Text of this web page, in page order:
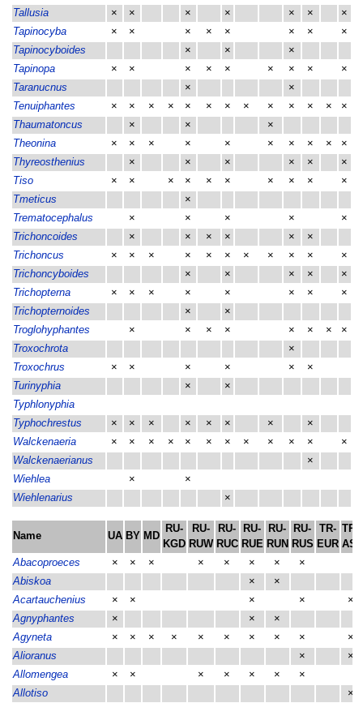
Tallusia
× × × × × ×
×
Tapinocyba
× × × × × × ×
×
Tapinocyboides
× ×
×
Tapinopa
× × × × × × × × ×
Taranucnus
×
×
Tenuiphantes
× × × × × × × × × × × × ×
Thaumatoncus
× ×
×
Theonina
× × × × × × × × ×
×
Thyreosthenius
× × × × × ×
Tiso
× × × × × × × × ×
×
Tmeticus
×
Trematocephalus
× × × ×
×
Trichoncoides
× × × × ×
×
Trichoncus
× × × × × × × × × × ×
Trichoncyboides
× × × ×
×
Trichopterna
× × × × × × × ×
Trichopternoides
×
×
Troglohyphantes
× × × × × × × ×
Troxochrota
×
Troxochrus
× × × × ×
×
Turinyphia
×
×
Typhlonyphia
Typhochrestus
× × × × × × ×
×
Walckenaeria
× × × × × × × × × × × ×
Walckenaerianus
×
Wiehlea
×
×
Wiehlenarius
×
Name UA BY MD
RU-
KGD
RU-
RUW
RU-
RUC
RU-
RUE
RU-
RUN
RU-
RUS
TR-
EUR
TR-
ASI
Abacoproeces × × × × × × ×
×
Abiskoa
×
×
Acartauchenius
× × × ×
×
Agnyphantes
× ×
×
Agyneta
× × × × × × × × ×
×
Alioranus
×
×
Allomengea
× × × × × ×
×
Allotiso
×